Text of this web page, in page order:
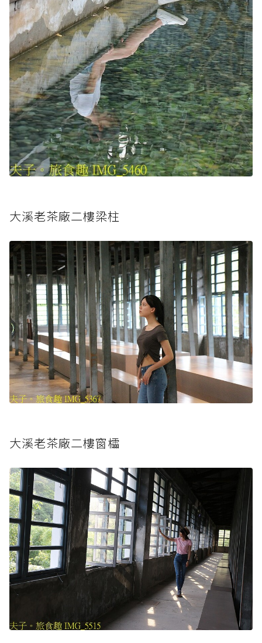
大溪老茶廠二樓梁柱
大溪老茶廠二樓窗櫺